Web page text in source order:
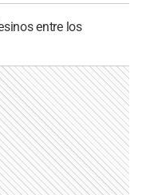
entre los